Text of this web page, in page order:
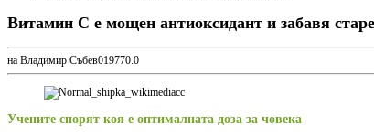
Витамин С е мощен антиоксидант и забавя
на Владимир Събев019770.0
Учените спорят коя е оптималната доза за човека